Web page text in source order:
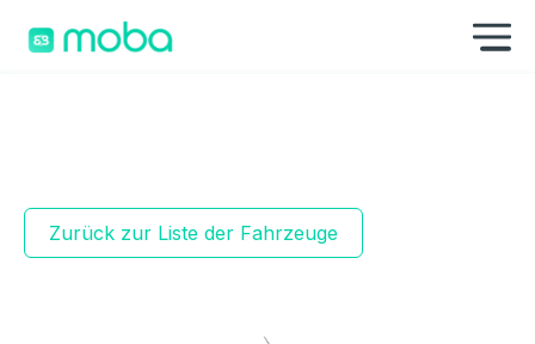
Zurück zur Liste der Fahrzeuge